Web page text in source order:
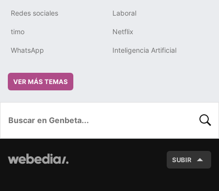
Redes sociales Laboral
timo Netflix
WhatsApp Inteligencia Artificial
VER MÁS TEMAS
SUBIR